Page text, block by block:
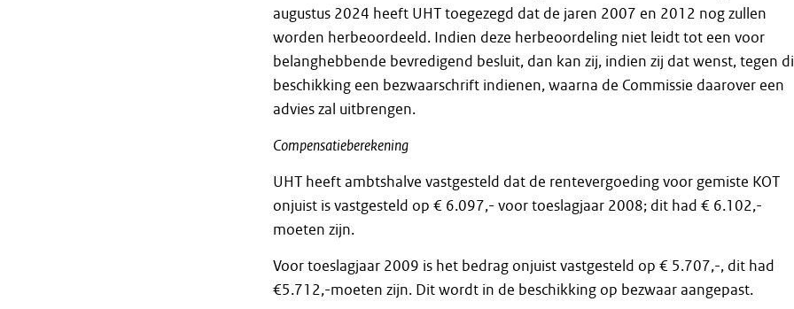
augustus 2024 heeft UHT toegezegd dat de jaren 2007 en 2012 nog zullen
worden herbeoordeeld. Indien deze herbeoordeling niet leidt tot een voor
belanghebbende bevredigend besluit, dan kan zij, indien zij dat wenst, tegen
beschikking een bezwaarschrift indienen, waarna de Commissie daarover een
advies zal uitbrengen.
Compensatieberekening
UHT heeft ambtshalve vastgesteld dat de rentevergoeding voor gemiste KOT
onjuist is vastgesteld op € 6.097,- voor toeslagjaar 2008; dit had € 6.102,-
moeten zijn.
Voor toeslagjaar 2009 is het bedrag onjuist vastgesteld op € 5.707,-, dit had
€5.712,-moeten zijn. Dit wordt in de beschikking op bezwaar aangepast.